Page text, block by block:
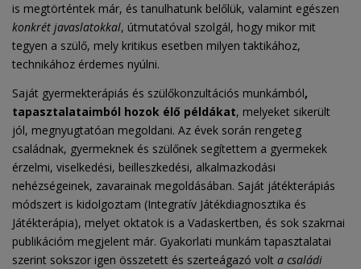
is megtörténtek már, és tanulhatunk belőlük, valamint egészen
konkrét javaslatokkal, útmutatóval szolgál, hogy mikor mit
tegyen a szülő, mely kritikus esetben milyen taktikához,
technikához érdemes nyúlni.
Saját gyermekterápiás és szülőkonzultációs munkámból,
tapasztalataimból hozok élő példákat, melyeket sikerült
jól, megnyugtatóan megoldani. Az évek során rengeteg
családnak, gyermeknek és szülőnek segítettem a gyermekek
érzelmi, viselkedési, beilleszkedési, alkalmazkodási
nehézségeinek, zavarainak megoldásában. Saját játékterápiás
módszert is kidolgoztam (Integratív Játékdiagnosztika és
Játékterápia), melyet oktatok is a Vadaskertben, és sok szakmai
publikációm megjelent már. Gyakorlati munkám tapasztalatai
szerint sokszor igen összetett és szerteágazó volt a családi